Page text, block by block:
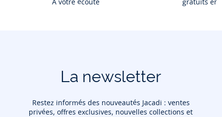
La newsletter
Restez informés des nouveautés Jacadi : ventes
privées, offres exclusives, nouvelles collections et